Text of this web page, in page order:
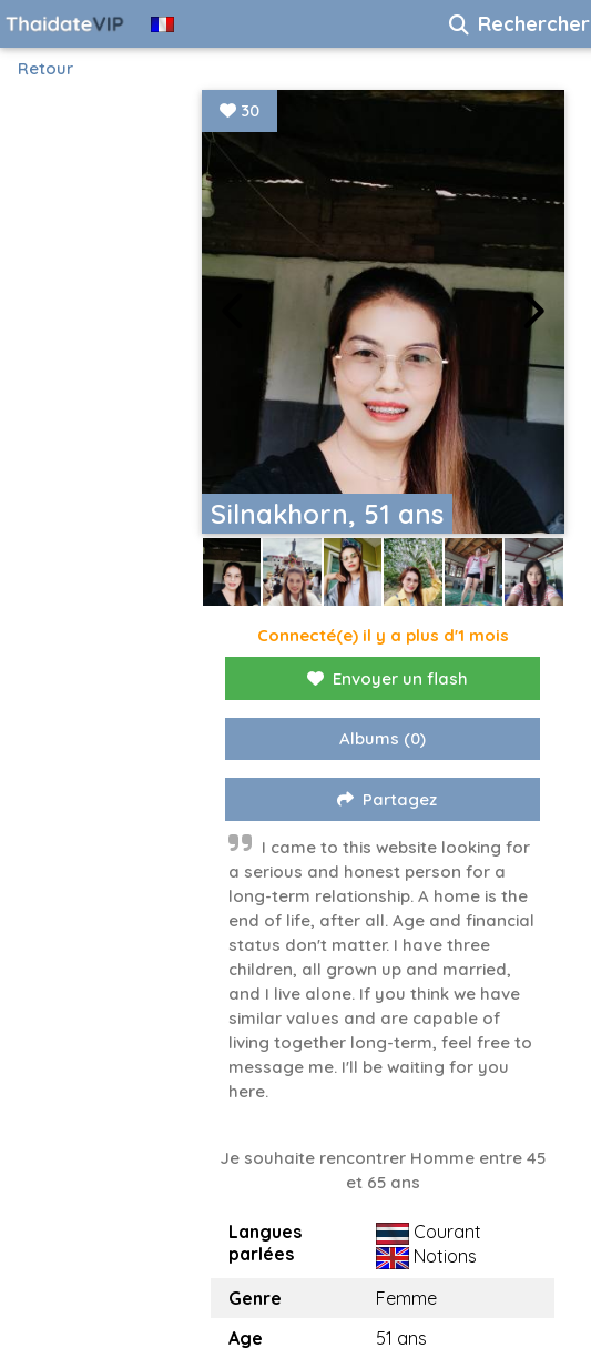
Rechercher
Retour
Silnakhorn, 51 ans
30
Connecté(e) il y a plus d'1 mois
Envoyer un flash
Albums (0)
Partagez
I came to this website looking for
a serious and honest person for a
long-term relationship. A home is the
end of life, after all. Age and financial
status don't matter. I have three
children, all grown up and married,
and I live alone. If you think we have
similar values ​​and are capable of
living together long-term, feel free to
message me. I'll be waiting for you
here.
Je souhaite rencontrer Homme entre 45
et 65 ans
Langues
parlées
Courant
Notions
Genre
Femme
Age
51 ans